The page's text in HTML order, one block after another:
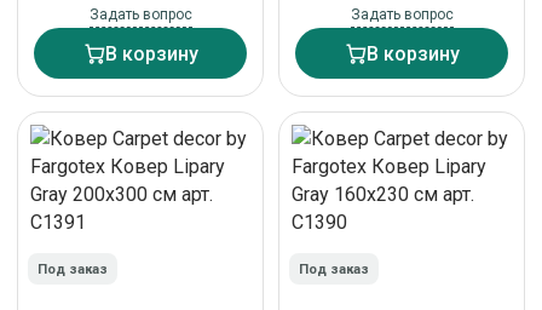
Задать вопрос
В корзину
Задать вопрос
В корзину
Под заказ Под заказ